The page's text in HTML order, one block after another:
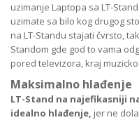
uzimanje Laptopa sa LT-
uzimate sa bilo kog drugog
na LT-Standu stajati čvrsto,
Standom gde god to vama
pored televizora, kraj
Maksimalno hlađenje
LT-Stand na najefikasniji
idealno hlađenje, jer ne